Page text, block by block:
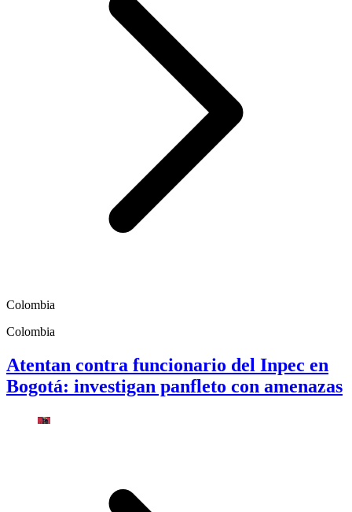
Colombia
Colombia
Atentan contra funcionario del Inpec en
Bogotá: investigan panfleto con amenazas